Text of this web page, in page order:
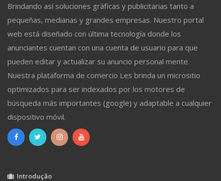
Brindando así soluciones gráficas y publicitarias tanto a
pequeñas, medianas y grandes empresas. Nuestro portal
web está diseñado con última tecnología donde los
anunciantes cuentan con una cuenta de usuario para que
pueden editar y actualizar su anuncio personal mente.
Nuestra plataforma de comercio Les brinda un micrositio
optimizados para ser indexados por los motores de
búsqueda más importantes (google) y adaptable a cualquier
dispositivo móvil.
Introdução